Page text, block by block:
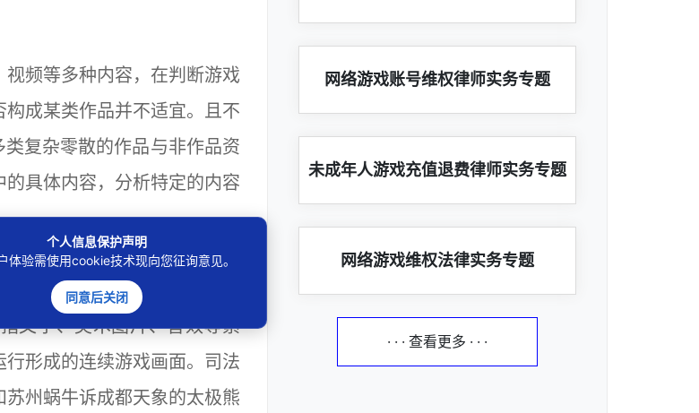
频等多种内容，在判断游戏
成某类作品并不适宜。且不
复杂零散的作品与非作品资
具体内容，分析特定的内容
类：游戏引擎，体现为计算
识别的代码化指令序列；游
文字、美术图片、音效等素
形成的连续游戏画面。司法
州蜗牛诉成都天象的太极熊
网络游戏账号维权律师实务专题
未成年人游戏充值退费律师实务专题
网络游戏维权法律实务专题
· · · 查看更多 · · ·
个人信息保护声明
体验需使用cookie技术现向您征询意见。
同意后关闭